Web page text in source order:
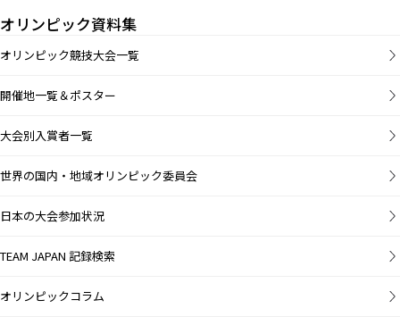
オリンピック資料集
オリンピック競技大会一覧
開催地一覧＆ポスター
大会別入賞者一覧
世界の国内・地域オリンピック委員会
日本の大会参加状況
TEAM JAPAN 記録検索
オリンピックコラム